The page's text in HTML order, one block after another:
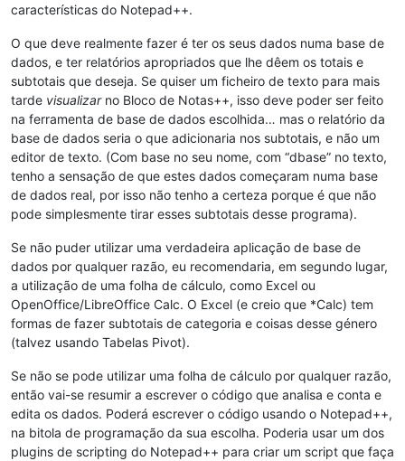
características do Notepad++.
O que deve realmente fazer é ter os seus dados numa base de
dados, e ter relatórios apropriados que lhe dêem os totais e
subtotais que deseja. Se quiser um ficheiro de texto para mais
tarde visualizarno Bloco de Notas++, isso deve poder ser feito
na ferramenta de base de dados escolhida… mas o relatório da
base de dados seria o que adicionaria nos subtotais, e não um
editor de texto. (Com base no seu nome, com “dbase” no texto,
tenho a sensação de que estes dados começaram numa base
de dados real, por isso não tenho a certeza porque é que não
pode simplesmente tirar esses subtotais desse programa).
Se não puder utilizar uma verdadeira aplicação de base de
dados por qualquer razão, eu recomendaria, em segundo lugar,
a utilização de uma folha de cálculo, como Excel ou
OpenOffice/LibreOffice Calc. O Excel (e creio que *Calc) tem
formas de fazer subtotais de categoria e coisas desse género
(talvez usando Tabelas Pivot).
Se não se pode utilizar uma folha de cálculo por qualquer razão,
então vai-se resumir a escrever o código que analisa e conta e
edita os dados. Poderá escrever o código usando o Notepad++,
na bitola de programação da sua escolha. Poderia usar um dos
plugins de scripting do Notepad++ para criar um script que faça